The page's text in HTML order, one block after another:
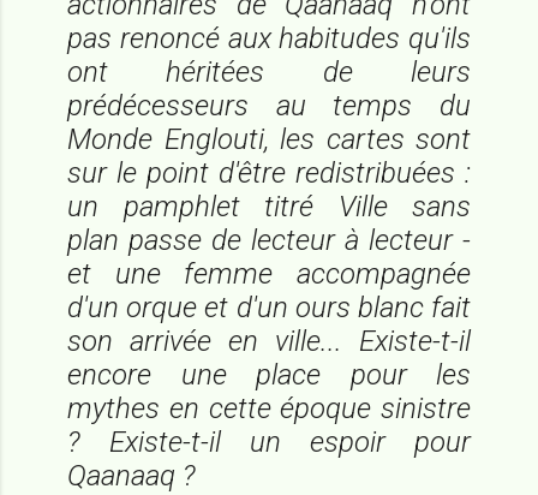
pas renoncé aux habitudes qu'ils
ont héritées de leurs
prédécesseurs au temps du
Monde Englouti, les cartes sont
sur le point d'être redistribuées :
un pamphlet titré Ville sans
plan passe de lecteur à lecteur -
et une femme accompagnée
d'un orque et d'un ours blanc fait
son arrivée en ville... Existe-t-il
encore une place pour les
mythes en cette époque sinistre
? Existe-t-il un espoir pour
Qaanaaq ?